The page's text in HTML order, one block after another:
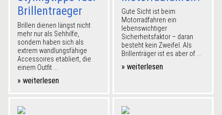
Brillentraeger
Brillen dienen längst nicht
mehr nur als Sehhilfe,
sondern haben sich als
extrem wandlungsfähige
Accessoires etabliert, die
einem Outfit ...
» weiterlesen
Gute Sicht ist beim
Motorradfahren ein
lebenswichtiger
Sicherheitsfaktor – daran
besteht kein Zweifel. Als
Brillenträger ist es aber of ...
» weiterlesen